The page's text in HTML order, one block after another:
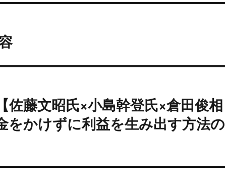
藤文昭氏×小島幹登氏×倉田俊相
をかけずに利益を生み出す方法の